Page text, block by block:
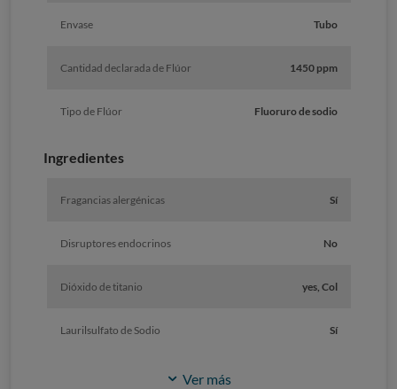
Envase Tubo
Cantidad declarada de Flúor 1450 ppm
Tipo de Flúor Fluoruro de sodio
Ingredientes
Fragancias alergénicas Sí
Disruptores endocrinos No
Dióxido de titanio yes, Col
Laurilsulfato de Sodio Sí
Ver más